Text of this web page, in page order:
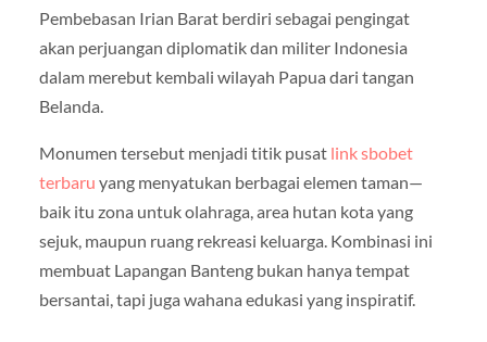
Pembebasan Irian Barat berdiri sebagai pengingat
akan perjuangan diplomatik dan militer Indonesia
dalam merebut kembali wilayah Papua dari tangan
Belanda.
Monumen tersebut menjadi titik pusat link sbobet
terbaru yang menyatukan berbagai elemen taman—
baik itu zona untuk olahraga, area hutan kota yang
sejuk, maupun ruang rekreasi keluarga. Kombinasi ini
membuat Lapangan Banteng bukan hanya tempat
bersantai, tapi juga wahana edukasi yang inspiratif.